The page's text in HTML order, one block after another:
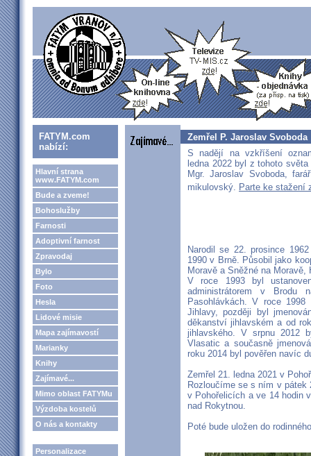
FATYM.com
nabízí:
Hlavní strana
www.FATYM.com
Bude a zveme!
Bohoslužby
Farnosti
Adoptivní farnost
Zpravodaj
Bylo
Foto
Hesla
Lidové misie
Mapa zajímavostí
Marianky
Knihy
Zajímavé...
Mimo oblast FATYMu
Výzdoba kostelů
O nás a kontakty
Personalizace
Zemřel P. Jaroslav Svoboda
S nadějí na vzkříšení
ledna 2022 byl z tohoto
Mgr. Jaroslav Svoboda,
mikulovský. Parte ke stažení
Narodil se 22. prosince
1990 v Brně. Působil jako
Moravě a Sněžné na
V roce 1993 byl
administrátorem v Brodu
Pasohlávkách. V roce
Jihlavy, později byl
děkanství jihlavském a od
jihlavského. V srpnu 2012
Vlasatic a současně
roku 2014 byl pověřen navíc
Zemřel 21. ledna 2021 v
Rozloučíme se s ním v pátek
v Pohořelicích a ve 14 hodin
nad Rokytnou.
Poté bude uložen do